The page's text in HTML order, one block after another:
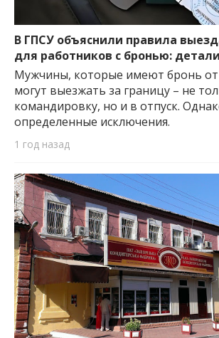
В ГПСУ объяснили правила
для работников с бронью: детали
Мужчины, которые имеют бронь
могут выезжать за границу – не
командировку, но и в отпуск.
определенные исключения.
1 год назад